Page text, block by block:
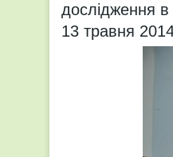
дослідження в
13 травня